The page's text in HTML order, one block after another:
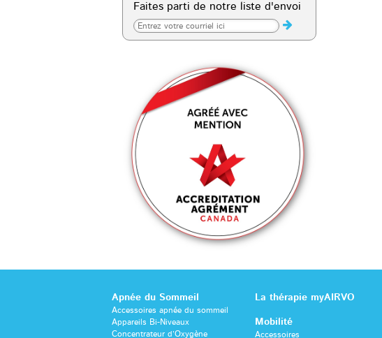
Faites parti de notre liste d'envoi
Apnée du Sommeil
Accessoires apnée du sommeil
Appareils Bi-Niveaux
Concentrateur d’Oxygène
La thérapie myAIRVO
Mobilité
Accessoires